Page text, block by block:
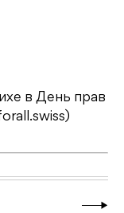
в День прав